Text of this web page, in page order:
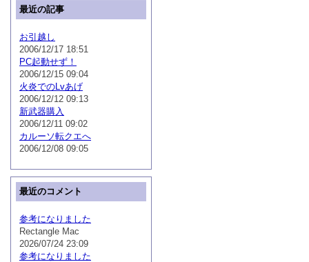
最近の記事
お引越し
2006/12/17 18:51
PC起動せず！
2006/12/15 09:04
火炎でのLvあげ
2006/12/12 09:13
新武器購入
2006/12/11 09:02
カルーソ転クエへ
2006/12/08 09:05
最近のコメント
参考になりました
Rectangle Mac
2026/07/24 23:09
参考になりました